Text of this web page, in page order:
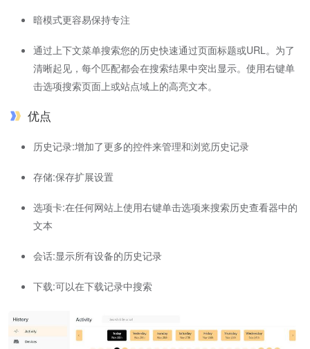
暗模式更容易保持专注
通过上下文菜单搜索您的历史快速通过页面标题或URL。为了
清晰起见，每个匹配都会在搜索结果中突出显示。使用右键单
击选项搜索页面上或站点域上的高亮文本。
优点
历史记录:增加了更多的控件来管理和浏览历史记录
存储:保存扩展设置
选项卡:在任何网站上使用右键单击选项来搜索历史查看器中的
文本
会话:显示所有设备的历史记录
下载:可以在下载记录中搜索